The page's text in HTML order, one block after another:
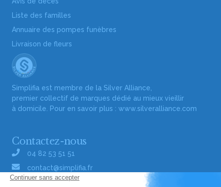
Liste des familles
Annuaire des pompes funèbres
Livraison de fleurs
Simplifia est membre de la Silver Alliance,
premier collectif de marques dédié au mieux vieillir
à domicile. Pour en savoir plus : www.silveralliance.com
Contactez-nous
04 82 53 51 51
contact@simplifia.fr